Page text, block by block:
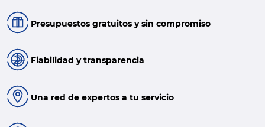
Presupuestos gratuitos y sin compromiso
Fiabilidad y transparencia
Una red de expertos a tu servicio